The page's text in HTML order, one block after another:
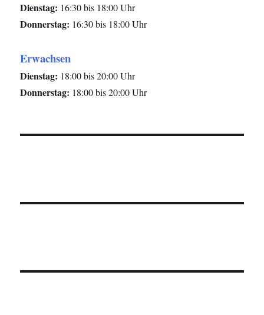
Dienstag: 16:30 bis 18:00 Uhr
Donnerstag: 16:30 bis 18:00 Uhr
Erwachsen
Dienstag: 18:00 bis 20:00 Uhr
Donnerstag: 18:00 bis 20:00 Uhr